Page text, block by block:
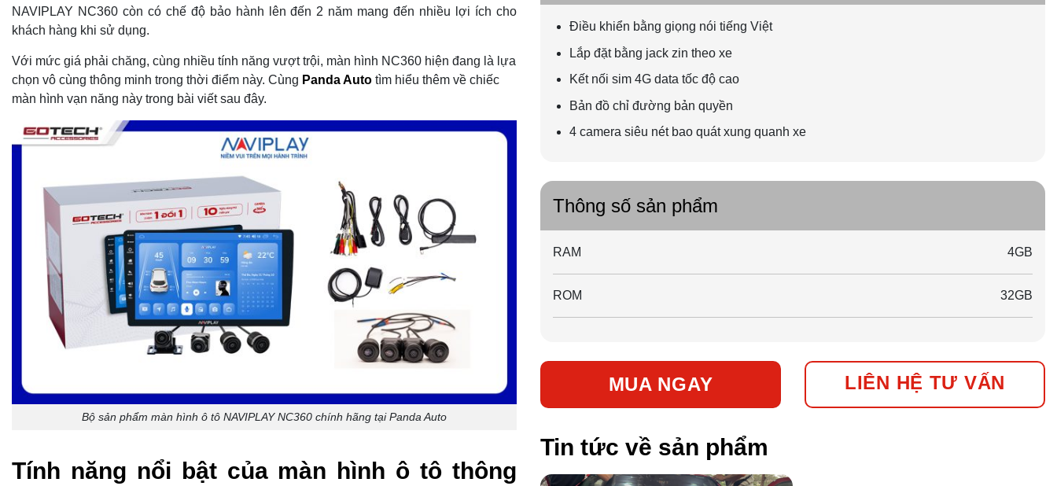
NAVIPLAY NC360 còn có chế độ bảo hành lên đến 2 năm mang đến nhiều lợi ích cho
khách hàng khi sử dụng.
Với mức giá phải chăng, cùng nhiều tính năng vượt trội, màn hình NC360 hiện đang là lựa
chọn vô cùng thông minh trong thời điểm này. Cùng Panda Auto tìm hiểu thêm về chiếc
màn hình vạn năng này trong bài viết sau đây.
Bộ sản phẩm màn hình ô tô NAVIPLAY NC360 chính hãng tại Panda Auto
Tính năng nổi bật của màn hình ô tô thông
Điều khiển bằng giọng nói tiếng Việt
Lắp đặt bằng jack zin theo xe
Kết nối sim 4G data tốc độ cao
Bản đồ chỉ đường bản quyền
4 camera siêu nét bao quát xung quanh xe
Thông số sản phẩm
RAM 4GB
ROM 32GB
MUA NGAY LIÊN HỆ TƯ VẤN
Tin tức về sản phẩm